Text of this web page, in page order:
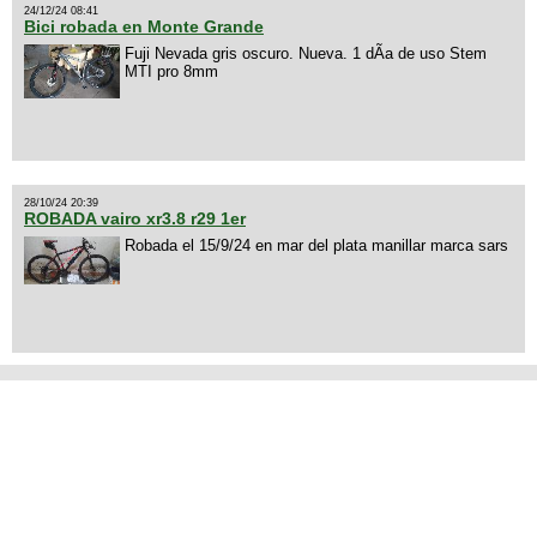
24/12/24 08:41
Bici robada en Monte Grande
Fuji Nevada gris oscuro. Nueva. 1 dÃ­a de uso Stem
MTI pro 8mm
28/10/24 20:39
ROBADA vairo xr3.8 r29 1er
Robada el 15/9/24 en mar del plata manillar marca sars